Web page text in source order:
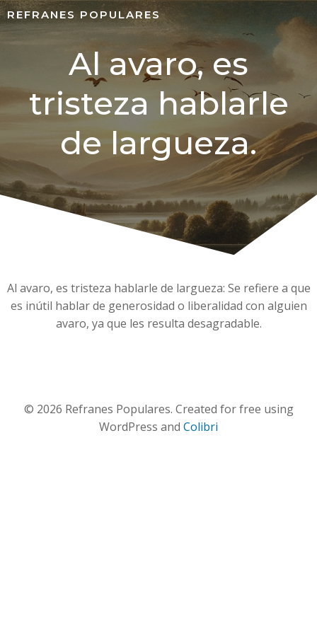
REFRANES POPULARES
Al avaro, es
tristeza hablarle
de largueza.
Al avaro, es tristeza hablarle de largueza: Se refiere a que
es inútil hablar de generosidad o liberalidad con alguien
avaro, ya que les resulta desagradable.
© 2026 Refranes Populares. Created for free using
WordPress and Colibri